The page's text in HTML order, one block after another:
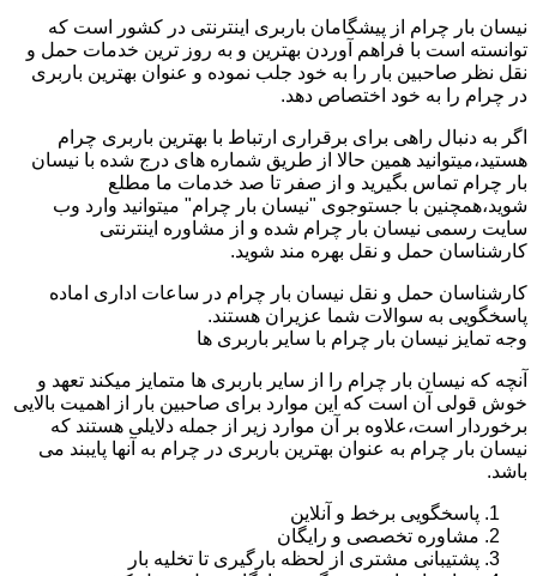
نیسان بار چرام از پیشگامان باربری اینترنتی در کشور است که
توانسته است با فراهم آوردن بهترین و به روز ترین خدمات حمل و
نقل نظر صاحبین بار را به خود جلب نموده و عنوان بهترین باربری
در چرام را به خود اختصاص دهد.
اگر به دنبال راهی برای برقراری ارتباط با بهترین باربری چرام
هستید،میتوانید همین حالا از طریق شماره های درج شده با نیسان
بار چرام تماس بگیرید و از صفر تا صد خدمات ما مطلع
شوید،همچنین با جستوجوی "نیسان بار چرام" میتوانید وارد وب
سایت رسمی نیسان بار چرام شده و از مشاوره اینترنتی
کارشناسان حمل و نقل بهره مند شوید.
کارشناسان حمل و نقل نیسان بار چرام در ساعات اداری اماده
پاسخگویی به سوالات شما عزیران هستند.
وجه تمایز نیسان بار چرام با سایر باربری ها
آنچه که نیسان بار چرام را از سایر باربری ها متمایز میکند تعهد و
خوش قولی آن است که این موارد برای صاحبین بار از اهمیت بالایی
برخوردار است،علاوه بر آن موارد زیر از جمله دلایلی هستند که
نیسان بار چرام به عنوان بهترین باربری در چرام به آنها پایبند می
باشد.
پاسخگویی برخط و آنلاین
مشاوره تخصصی و رایگان
پشتیبانی مشتری از لحظه بارگیری تا تخلیه بار